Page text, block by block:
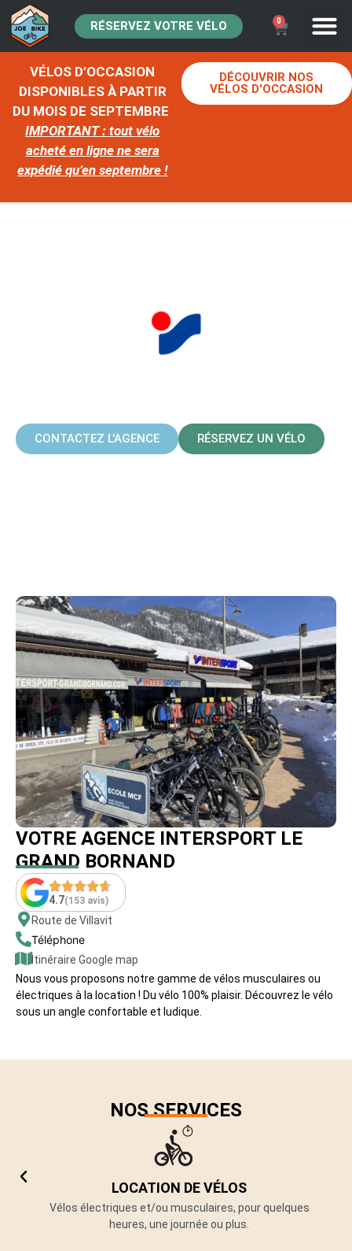
0
RÉSERVEZ VOTRE VÉLO
VÉLOS D’OCCASION
DISPONIBLES À PARTIR
DU MOIS DE SEPTEMBRE
IMPORTANT : tout vélo
acheté en ligne ne sera
expédié qu’en septembre !
DÉCOUVRIR NOS
VÉLOS D'OCCASION
CONTACTEZ L'AGENCE RÉSERVEZ UN VÉLO
VOTRE AGENCE INTERSPORT LE
GRAND BORNAND
4.7(153 avis)
Route de Villavit
Téléphone
Itinéraire Google map
Nous vous proposons notre gamme de vélos musculaires ou
électriques à la location ! Du vélo 100% plaisir. Découvrez le vélo
sous un angle confortable et ludique.
NOS SERVICES
LOCATION DE VÉLOS
Vélos électriques et/ou musculaires, pour quelques
heures, une journée ou plus.